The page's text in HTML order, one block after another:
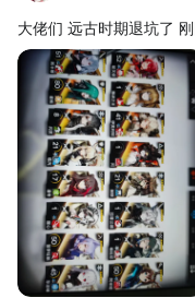
大佬们 远古时期退坑了